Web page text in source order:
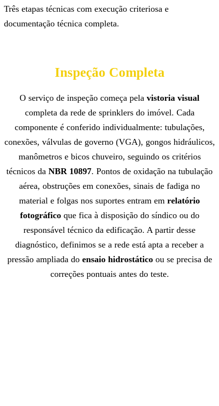
Três etapas técnicas com execução criteriosa e
documentação técnica completa.
Inspeção Completa
O serviço de inspeção começa pela vistoria visual
completa da rede de sprinklers do imóvel. Cada
componente é conferido individualmente: tubulações,
conexões, válvulas de governo (VGA), gongos hidráulicos,
manômetros e bicos chuveiro, seguindo os critérios
técnicos da NBR 10897. Pontos de oxidação na tubulação
aérea, obstruções em conexões, sinais de fadiga no
material e folgas nos suportes entram em relatório
fotográficoque fica à disposição do síndico ou do
responsável técnico da edificação. A partir desse
diagnóstico, definimos se a rede está apta a receber a
pressão ampliada do ensaio hidrostáticoou se precisa de
correções pontuais antes do teste.